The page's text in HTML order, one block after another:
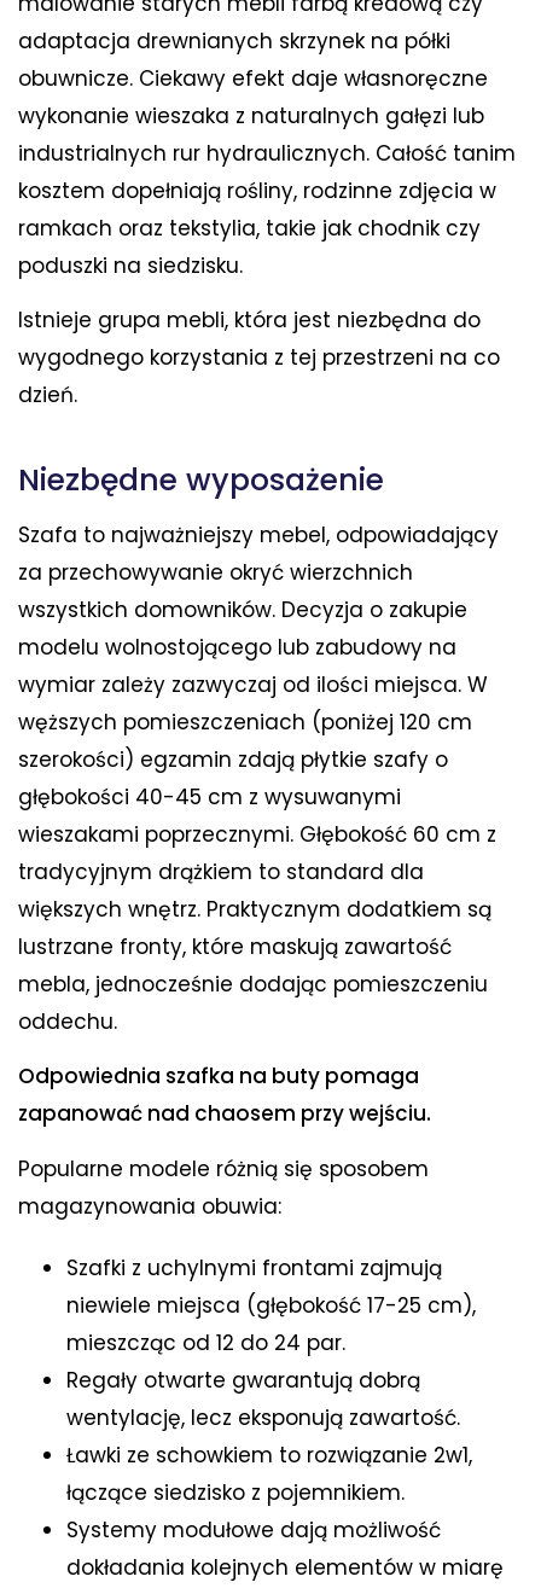
adaptacja drewnianych skrzynek na półki
obuwnicze. Ciekawy efekt daje własnoręczne
wykonanie wieszaka z naturalnych gałęzi lub
industrialnych rur hydraulicznych. Całość tanim
kosztem dopełniają rośliny, rodzinne zdjęcia w
ramkach oraz tekstylia, takie jak chodnik czy
poduszki na siedzisku.
Istnieje grupa mebli, która jest niezbędna do
wygodnego korzystania z tej przestrzeni na co
dzień.
Niezbędne wyposażenie
Szafa to najważniejszy mebel, odpowiadający
za przechowywanie okryć wierzchnich
wszystkich domowników. Decyzja o zakupie
modelu wolnostojącego lub zabudowy na
wymiar zależy zazwyczaj od ilości miejsca. W
węższych pomieszczeniach (poniżej 120 cm
szerokości) egzamin zdają płytkie szafy o
głębokości 40-45 cm z wysuwanymi
wieszakami poprzecznymi. Głębokość 60 cm z
tradycyjnym drążkiem to standard dla
większych wnętrz. Praktycznym dodatkiem są
lustrzane fronty, które maskują zawartość
mebla, jednocześnie dodając pomieszczeniu
oddechu.
Odpowiednia szafka na buty pomaga
zapanować nad chaosem przy wejściu.
Popularne modele różnią się sposobem
magazynowania obuwia:
Szafki z uchylnymi frontami zajmują
niewiele miejsca (głębokość 17-25 cm),
mieszcząc od 12 do 24 par.
Regały otwarte gwarantują dobrą
wentylację, lecz eksponują zawartość.
Ławki ze schowkiem to rozwiązanie 2w1,
łączące siedzisko z pojemnikiem.
Systemy modułowe dają możliwość
dokładania kolejnych elementów w miarę